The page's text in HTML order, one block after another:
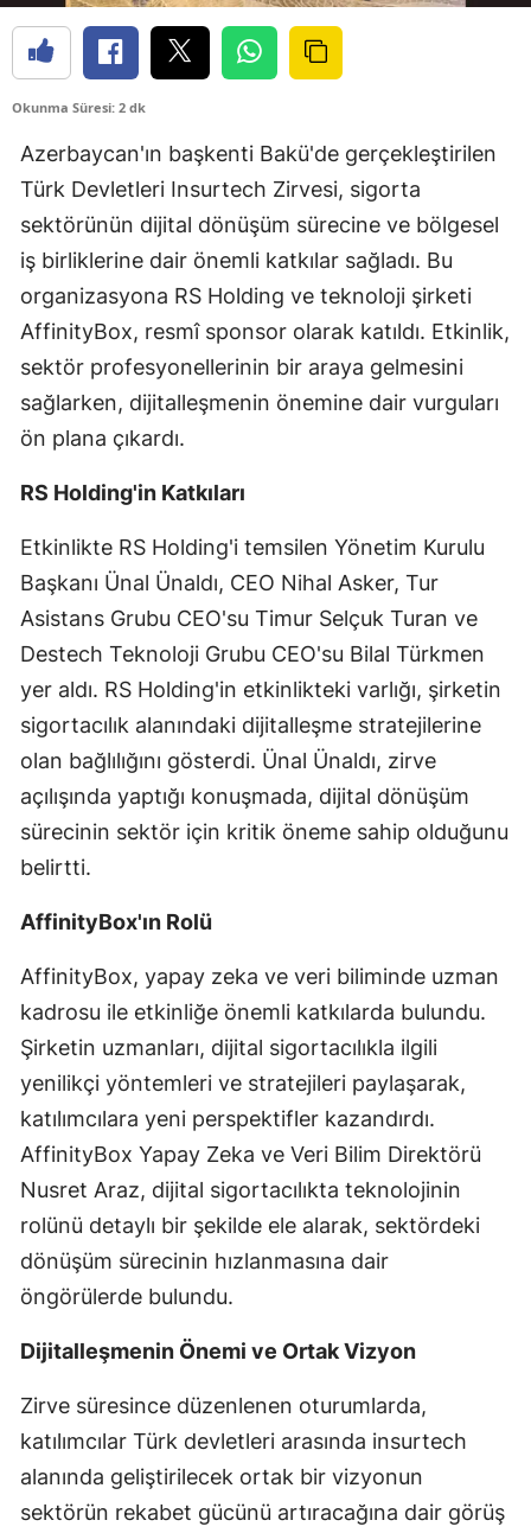
Çankırı
Diyarbakır
Edirne
Elazığ
Erzincan
Eskişehir
Gümüşhane
Hakkari
Hatay
Isparta
Mersin
İstanbul
İzmir
Kayseri
Kırklareli
Kırşehir
Kocaeli
Konya
Kütahya
Malatya
Mardin
Muğla
Muş
Okunma Süresi: 2 dk
Azerbaycan'ın başkenti Bakü'de gerçekleştirilen
Türk Devletleri Insurtech Zirvesi, sigorta
sektörünün dijital dönüşüm sürecine ve bölgesel
iş birliklerine dair önemli katkılar sağladı. Bu
organizasyona RS Holding ve teknoloji şirketi
AffinityBox, resmî sponsor olarak katıldı. Etkinlik,
sektör profesyonellerinin bir araya gelmesini
sağlarken, dijitalleşmenin önemine dair vurguları
ön plana çıkardı.
RS Holding'in Katkıları
Etkinlikte RS Holding'i temsilen Yönetim Kurulu
Başkanı Ünal Ünaldı, CEO Nihal Asker, Tur
Asistans Grubu CEO'su Timur Selçuk Turan ve
Destech Teknoloji Grubu CEO'su Bilal Türkmen
yer aldı. RS Holding'in etkinlikteki varlığı, şirketin
sigortacılık alanındaki dijitalleşme stratejilerine
olan bağlılığını gösterdi. Ünal Ünaldı, zirve
açılışında yaptığı konuşmada, dijital dönüşüm
sürecinin sektör için kritik öneme sahip olduğunu
belirtti.
AffinityBox'ın Rolü
AffinityBox, yapay zeka ve veri biliminde uzman
kadrosu ile etkinliğe önemli katkılarda bulundu.
Şirketin uzmanları, dijital sigortacılıkla ilgili
yenilikçi yöntemleri ve stratejileri paylaşarak,
katılımcılara yeni perspektifler kazandırdı.
AffinityBox Yapay Zeka ve Veri Bilim Direktörü
Nusret Araz, dijital sigortacılıkta teknolojinin
rolünü detaylı bir şekilde ele alarak, sektördeki
dönüşüm sürecinin hızlanmasına dair
öngörülerde bulundu.
Dijitalleşmenin Önemi ve Ortak Vizyon
Zirve süresince düzenlenen oturumlarda,
katılımcılar Türk devletleri arasında insurtech
alanında geliştirilecek ortak bir vizyonun
sektörün rekabet gücünü artıracağına dair görüş